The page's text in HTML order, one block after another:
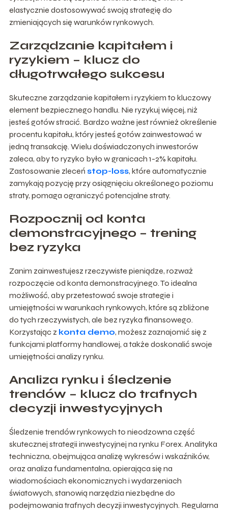
elastycznie dostosowywać swoją strategię do
zmieniających się warunków rynkowych.
Zarządzanie kapitałem i
ryzykiem – klucz do
długotrwałego sukcesu
Skuteczne zarządzanie kapitałem i ryzykiem to kluczowy
element bezpiecznego handlu. Nie ryzykuj więcej, niż
jesteś gotów stracić. Bardzo ważne jest również określenie
procentu kapitału, który jesteś gotów zainwestować w
jedną transakcję. Wielu doświadczonych inwestorów
zaleca, aby to ryzyko było w granicach 1-2% kapitału.
Zastosowanie zleceń stop-loss, które automatycznie
zamykają pozycję przy osiągnięciu określonego poziomu
straty, pomaga ograniczyć potencjalne straty.
Rozpocznij od konta
demonstracyjnego – trening
bez ryzyka
Zanim zainwestujesz rzeczywiste pieniądze, rozważ
rozpoczęcie od konta demonstracyjnego. To idealna
możliwość, aby przetestować swoje strategie i
umiejętności w warunkach rynkowych, które są zbliżone
do tych rzeczywistych, ale bez ryzyka finansowego.
Korzystając z konta demo, możesz zaznajomić się z
funkcjami platformy handlowej, a także doskonalić swoje
umiejętności analizy rynku.
Analiza rynku i śledzenie
trendów – klucz do trafnych
decyzji inwestycyjnych
Śledzenie trendów rynkowych to nieodzowna część
skutecznej strategii inwestycyjnej na rynku Forex. Analityka
techniczna, obejmująca analizę wykresów i wskaźników,
oraz analiza fundamentalna, opierająca się na
wiadomościach ekonomicznych i wydarzeniach
światowych, stanowią narzędzia niezbędne do
podejmowania trafnych decyzji inwestycyjnych. Regularna